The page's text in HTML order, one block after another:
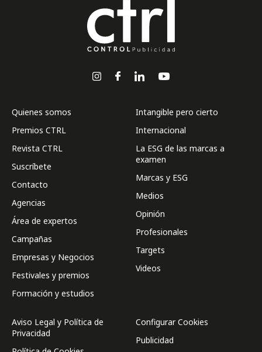
Quienes somos
Premios CTRL
Revista CTRL
Suscríbete
Contacto
Agencias
Área de expertos
Campañas
Empresas y Negocios
Festivales y premios
Formación y estudios
Intangible pero cierto
Internacional
La ESG de las marcas a
examen
Marcas y ESG
Medios
Opinión
Profesionales
Targets
Videos
Aviso Legal y Política de
Privacidad
Configurar Cookies
Publicidad